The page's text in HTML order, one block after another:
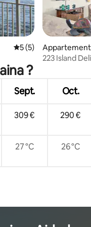
: 5 sur 5
Évaluation moyenne
5 (5)
Appartement
Napili-
223 Island
?
Sept. Oct.
309 € 290 €
27 °C 26 °C